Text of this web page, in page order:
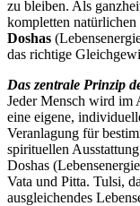
zu bleiben. Als
kompletten natürlichen
Doshas
das richtige
Das zentrale Prinzip
Jeder Mensch wird im
eine eigene,
Veranlagung für
spirituellen
Doshas
Vata und Pitta. Tulsi,
ausgleichendes